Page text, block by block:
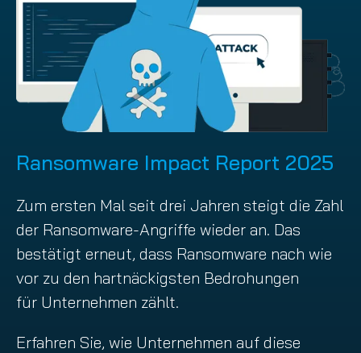
Ransomware Impact Report 2025
Zum ersten Mal seit drei Jahren steigt die Zahl
der Ransomware-Angriffe wieder an. Das
bestätigt erneut, dass Ransomware nach wie
vor zu den hartnäckigsten Bedrohungen
für Unternehmen zählt.
Erfahren Sie, wie Unternehmen auf diese